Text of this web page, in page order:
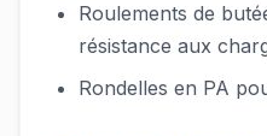
Roulements de
résistance aux
Rondelles en PA